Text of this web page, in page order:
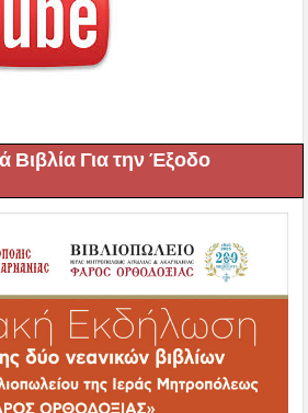
Βιβλία Για την Έξοδο